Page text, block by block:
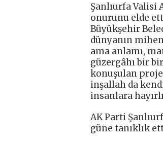
Şanlıurfa Valisi
onurunu elde
Büyükşehir
dünyanın
ama anlamı,
güzergâhı bir
konuşulan
inşallah da
insanlara
AK Parti
güne tanıklık